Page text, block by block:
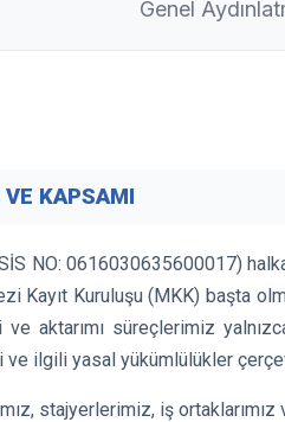
Genel
KAPSAMI
NO: 0616030635600017)
Kayıt Kuruluşu (MKK) başta
aktarımı süreçlerimiz
ve ilgili yasal yükümlülükler
stajyerlerimiz, iş